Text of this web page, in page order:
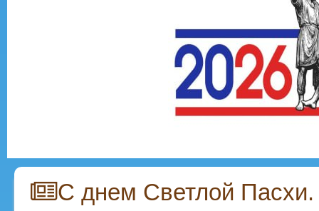
С днем Светлой Пасхи.